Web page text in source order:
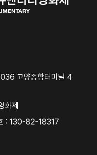
고양종합터미널 4
화제
: 130-82-18317